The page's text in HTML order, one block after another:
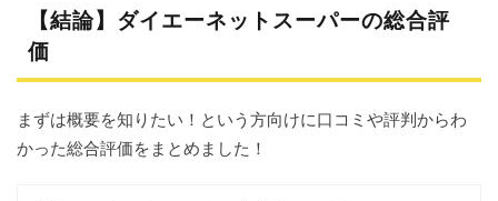
エー
ネッ
トス
ーパ
総合
評価
【結論】ダイエーネットスーパーの総合評
価
まずは概要を知りたい！という方向けに口コミや評判からわ
かった総合評価をまとめました！